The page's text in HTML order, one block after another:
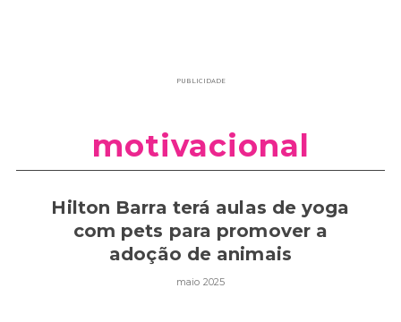
PUBLICIDADE
motivacional
Hilton Barra terá aulas de yoga
com pets para promover a
adoção de animais
maio 2025